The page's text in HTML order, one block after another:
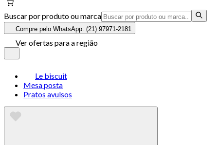
Buscar por produto ou marca
Compre pelo WhatsApp: (21) 97971-2181
Ver ofertas para a região
Le biscuit
Mesa posta
Pratos avulsos